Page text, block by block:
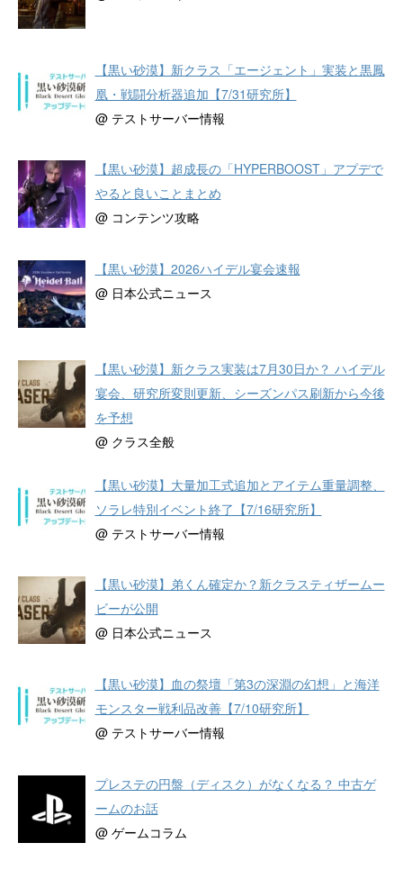
【黒い砂漠】新クラス「エージェント」実装と黒鳳
凰・戦闘分析器追加【7/31研究所】
@ テストサーバー情報
【黒い砂漠】超成長の「HYPERBOOST」アプデで
やると良いことまとめ
@ コンテンツ攻略
【黒い砂漠】2026ハイデル宴会速報
@ 日本公式ニュース
【黒い砂漠】新クラス実装は7月30日か？ ハイデル
宴会、研究所変則更新、シーズンパス刷新から今後
を予想
@ クラス全般
【黒い砂漠】大量加工式追加とアイテム重量調整、
ソラレ特別イベント終了【7/16研究所】
@ テストサーバー情報
【黒い砂漠】弟くん確定か？新クラスティザームー
ビーが公開
@ 日本公式ニュース
【黒い砂漠】血の祭壇「第3の深淵の幻想」と海洋
モンスター戦利品改善【7/10研究所】
@ テストサーバー情報
プレステの円盤（ディスク）がなくなる？ 中古ゲ
ームのお話
@ ゲームコラム